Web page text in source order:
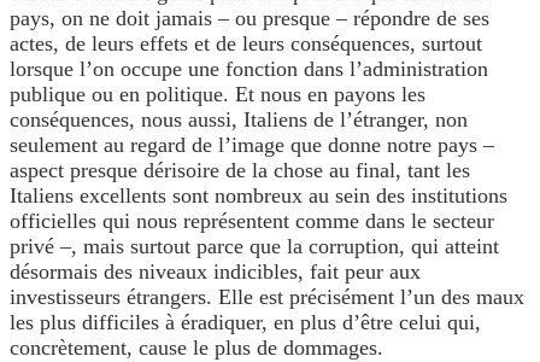
pays, on ne doit jamais – ou presque – répondre de ses
actes, de leurs effets et de leurs conséquences, surtout
lorsque l’on occupe une fonction dans l’administration
publique ou en politique. Et nous en payons les
conséquences, nous aussi, Italiens de l’étranger, non
seulement au regard de l’image que donne notre pays –
aspect presque dérisoire de la chose au final, tant les
Italiens excellents sont nombreux au sein des institutions
officielles qui nous représentent comme dans le secteur
privé –, mais surtout parce que la corruption, qui atteint
désormais des niveaux indicibles, fait peur aux
investisseurs étrangers. Elle est précisément l’un des maux
les plus difficiles à éradiquer, en plus d’être celui qui,
concrètement, cause le plus de dommages.